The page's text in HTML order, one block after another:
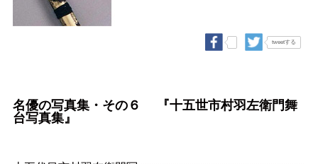
tweetする
名優の写真集・その６ 『十五世市村羽左衛門舞
台写真集』